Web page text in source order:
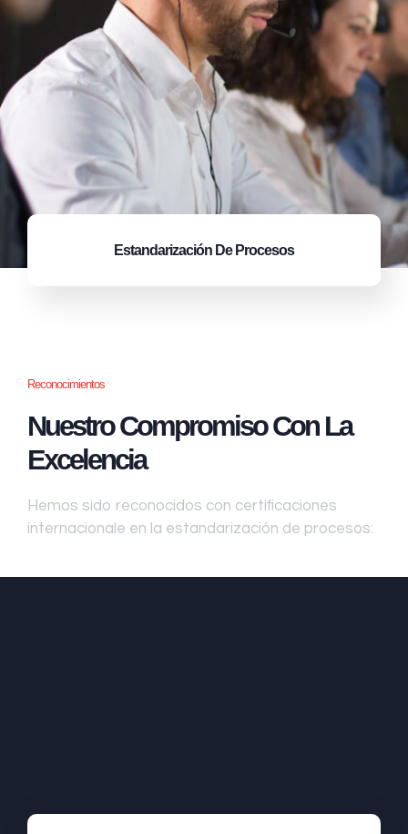
Estandarización De Procesos
Reconocimientos
Nuestro Compromiso Con La
Excelencia
Hemos sido reconocidos con certificaciones
internacionale en la estandarización de procesos: